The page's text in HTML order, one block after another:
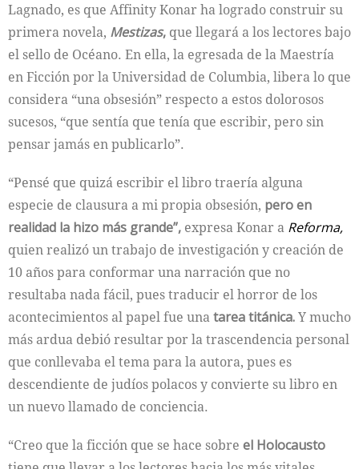
Lagnado, es que Affinity Konar ha logrado construir su
primera novela, Mestizas, que llegará a los lectores bajo
el sello de Océano. En ella, la egresada de la Maestría
en Ficción por la Universidad de Columbia, libera lo que
considera “una obsesión” respecto a estos dolorosos
sucesos, “que sentía que tenía que escribir, pero sin
pensar jamás en publicarlo”.
“Pensé que quizá escribir el libro traería alguna
especie de clausura a mi propia obsesión, pero en
realidad la hizo más grande”, expresa Konar a Reforma,
quien realizó un trabajo de investigación y creación de
10 años para conformar una narración que no
resultaba nada fácil, pues traducir el horror de los
acontecimientos al papel fue unatarea titánica.Y mucho
más ardua debió resultar por la trascendencia personal
que conllevaba el tema para la autora, pues es
descendiente de judíos polacos y convierte su libro en
un nuevo llamado de conciencia.
“Creo que la ficción que se hace sobre el Holocausto